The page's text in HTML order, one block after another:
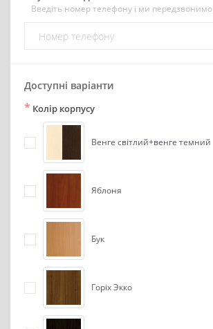
Введіть номер телефону і ми передзвонимо
Доступні варіанти
* Колір корпусу
Венге світлий+венге темний
Яблоня
Бук
Горіх Экко